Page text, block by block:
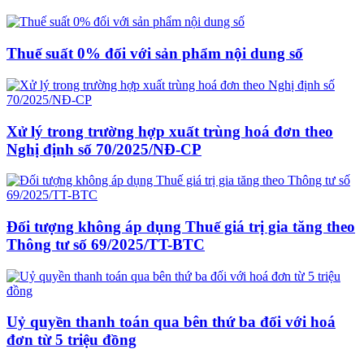
Thuế suất 0% đối với sản phẩm nội dung số
Xử lý trong trường hợp xuất trùng hoá đơn theo
Nghị định số 70/2025/NĐ-CP
Đối tượng không áp dụng Thuế giá trị gia tăng theo
Thông tư số 69/2025/TT-BTC
Uỷ quyền thanh toán qua bên thứ ba đối với hoá
đơn từ 5 triệu đồng